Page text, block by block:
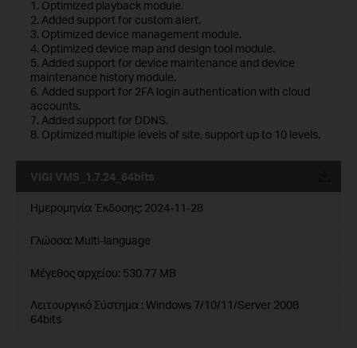
1. Optimized playback module.
2. Added support for custom alert.
3. Optimized device management module.
4. Optimized device map and design tool module.
5. Added support for device maintenance and device
maintenance history module.
6. Added support for 2FA login authentication with cloud
accounts.
7. Added support for DDNS.
8. Optimized multiple levels of site, support up to 10 levels.
VIGI VMS_1.7.24_64bits
Ημερομηνία Έκδοσης: 2024-11-28
Γλώσσα: Multi-language
Μέγεθος αρχείου: 530.77 MB
Λειτουργικό Σύστημα : Windows 7/10/11/Server 2008
64bits